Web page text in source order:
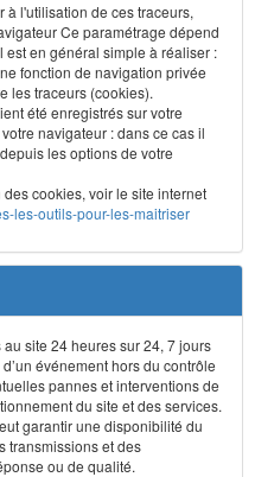
l'utilisation de ces traceurs,
Ce paramétrage dépend
en général simple à réaliser :
fonction de navigation privée
les traceurs (cookies).
été enregistrés sur votre
navigateur : dans ce cas il
les options de votre
cookies, voir le site internet
les-outils-pour-les-maitriser
au site 24 heures sur 24, 7 jours
événement hors du contrôle
pannes et interventions de
du site et des services.
garantir une disponibilité du
transmissions et des
ou de qualité.